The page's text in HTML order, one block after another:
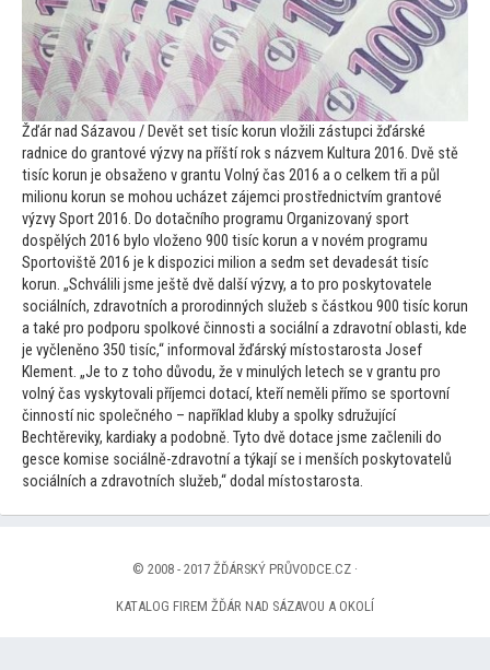
Žďár nad Sázavou / Devět set tisíc korun vložili zástupci žďárské
radnice do grantové výzvy na příští rok s názvem Kultura 2016. Dvě stě
tisíc korun je obsaženo v grantu Volný čas 2016 a o celkem tři a půl
milionu korun se mohou ucházet zájemci prostřednictvím grantové
výzvy Sport 2016. Do dotačního programu Organizovaný sport
dospělých 2016 bylo vloženo 900 tisíc korun a v novém programu
Sportoviště 2016 je k dispozici milion a sedm set devadesát tisíc
korun. „Schválili jsme ještě dvě další výzvy, ato pro poskytovatele
sociálních, zdravotních a prorodinných služeb s částkou 900 tisíc korun
a také pro podporu spolkové činnosti a sociální a zdravotní oblasti, kde
je vyčleněno 350 tisíc,“ informoval žďárský místostarosta Josef
Klement. „Je to z toho důvodu, že v minulých letech se v grantu pro
volný čas vyskytovali příjemci dotací, kteří neměli přímo se sportovní
činností nic společného – například kluby a spolky sdružující
Bechtěreviky, kardiaky a podobně. Tyto dvě dotace jsme začlenili do
gesce komise sociálně-zdravotní a týkají se i menších poskytovatelů
sociálních a zdravotních služeb,“ dodal místostarosta.
© 2008 - 2017 ŽĎÁRSKÝ PRŮVODCE.CZ ·
KATALOG FIREM ŽĎÁR NAD SÁZAVOU A OKOLÍ